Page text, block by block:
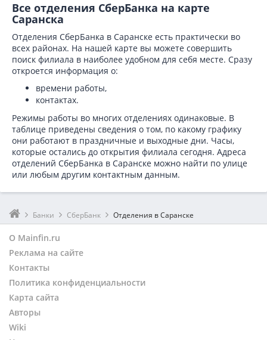
Все отделения СберБанка на карте
Саранска
Отделения СберБанка в Саранске есть практически во
всех районах. На нашей карте вы можете совершить
поиск филиала в наиболее удобном для себя месте. Сразу
откроется информация о:
времени работы,
контактах.
Режимы работы во многих отделениях одинаковые. В
таблице приведены сведения о том, по какому графику
они работают в праздничные и выходные дни. Часы,
которые остались до открытия филиала сегодня. Адреса
отделений СберБанка в Саранске можно найти по улице
или любым другим контактным данным.
Банки СберБанк Отделения в Саранске
О Mainfin.ru
Реклама на сайте
Контакты
Политика конфиденциальности
Карта сайта
Авторы
Wiki